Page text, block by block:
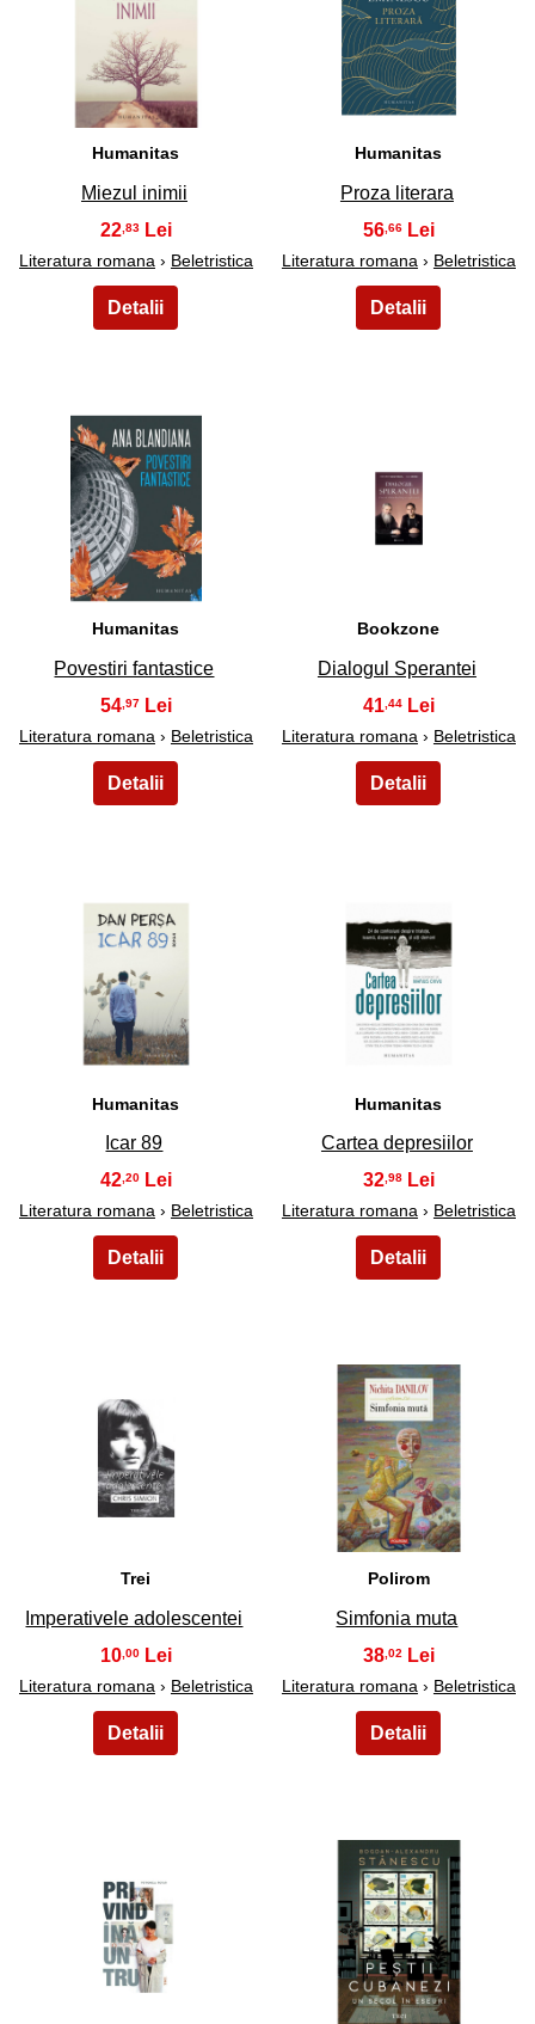
27
Humanitas
Miezul inimii
22 ,83
Literatura romana › Beletristica
28
Humanitas
Proza literara
56,66
Literatura romana › Beletristica
29
Humanitas
Povestiri fantastice
54 ,97
Literatura romana › Beletristica
30
Bookzone
Dialogul Sperantei
41 ,44
Literatura romana › Beletristica
31
Humanitas
Icar 89
42 ,20
Literatura romana› Beletristica
32
Humanitas
Cartea depresiilor
32 ,98
Literatura romana› Beletristica
33
Trei
Imperativele adolescentei
10,00
Literatura romana › Beletristica
34
Polirom
Simfonia muta
38 ,02
Literatura romana › Beletristica
35 36